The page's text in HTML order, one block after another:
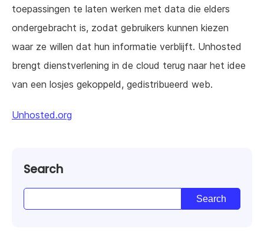
toepassingen te laten werken met data die elders
ondergebracht is, zodat gebruikers kunnen kiezen
waar ze willen dat hun informatie verblijft. Unhosted
brengt dienstverlening in de cloud terug naar het idee
van een losjes gekoppeld, gedistribueerd web.
Unhosted.org
Search